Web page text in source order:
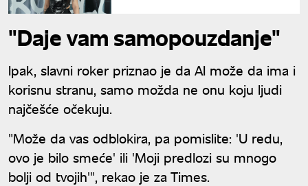
"Daje vam samopouzdanje"
Ipak, slavni roker priznao je da AI može da ima i
korisnu stranu, samo možda ne onu koju ljudi
najčešće očekuju.
"Može da vas odblokira, pa pomislite: 'U redu,
ovo je bilo smeće' ili 'Moji predlozi su mnogo
bolji od tvojih'", rekao je za Times.